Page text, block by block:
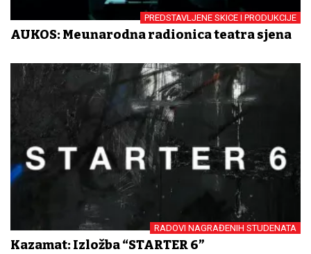
PREDSTAVLJENE SKICE I PRODUKCIJE
AUKOS: Međunarodna radionica teatra sjena
RADOVI NAGRAĐENIH STUDENATA
Kazamat: Izložba “STARTER 6”